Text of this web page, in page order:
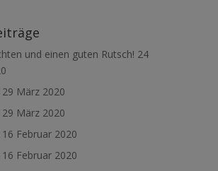
und einen guten Rutsch! 24
29 März 2020
29 März 2020
16 Februar 2020
16 Februar 2020